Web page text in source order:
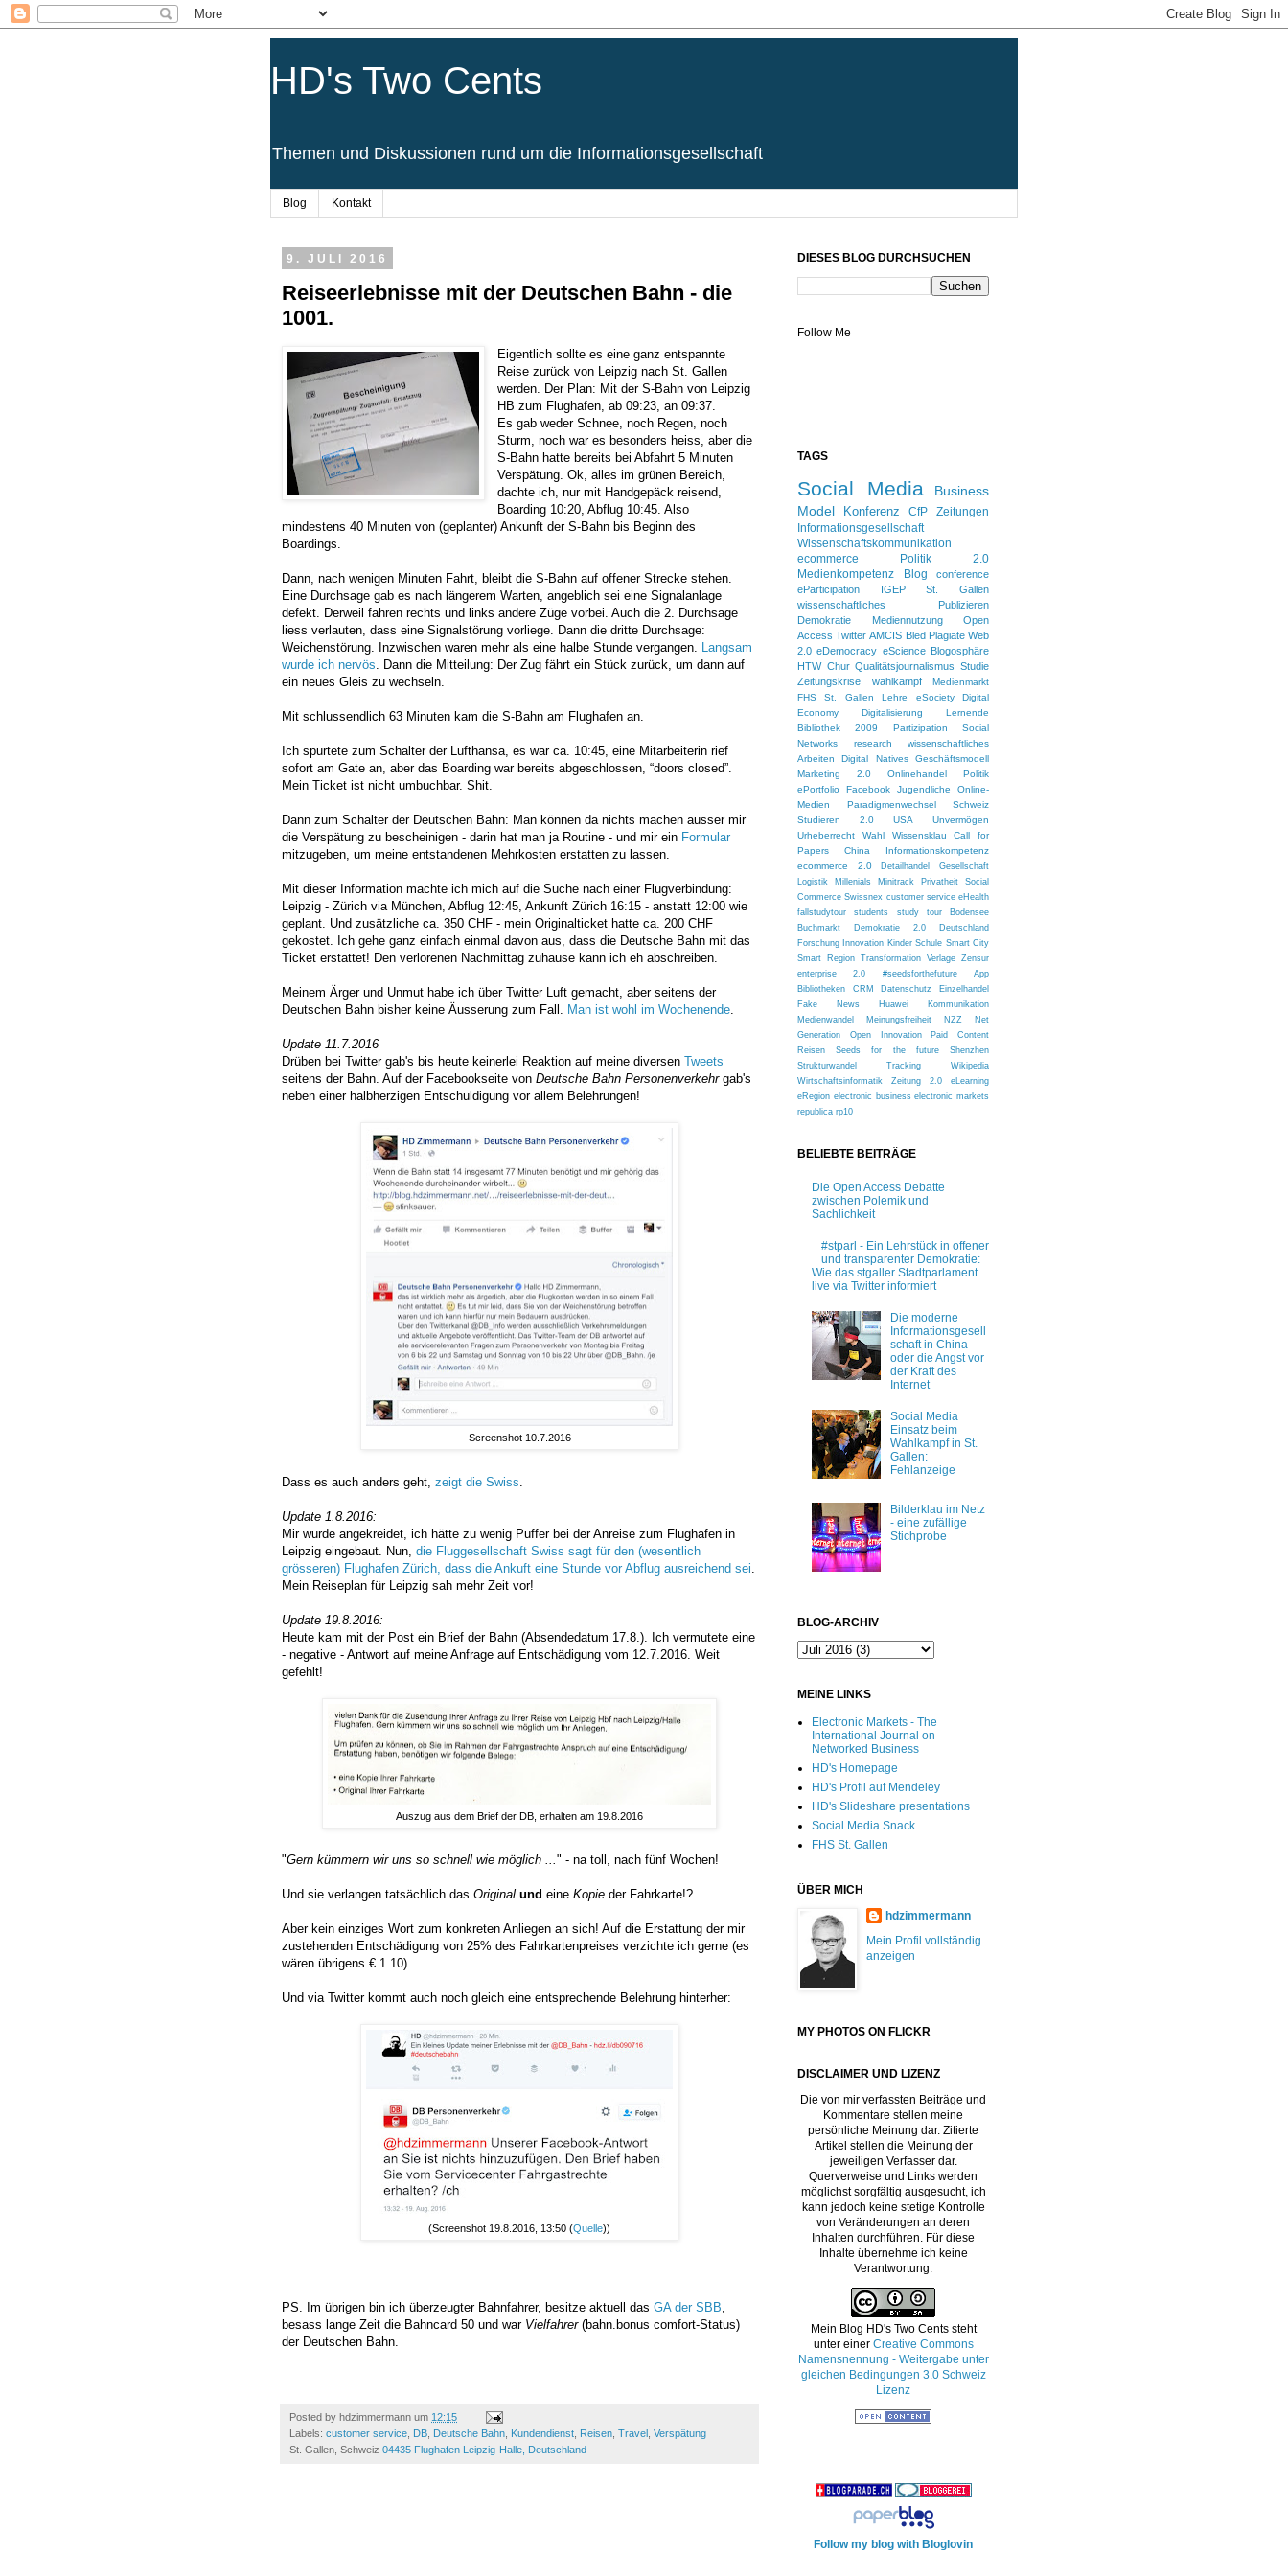
HD's Two Cents
Themen und Diskussionen rund um die Informationsgesellschaft
Blog Kontakt
9. JULI 2016
Reiseerlebnisse mit der Deutschen Bahn - die
1001.
Eigentlich sollte es eine ganz entspannte
Reise zurück von Leipzig nach St. Gallen
werden. Der Plan: Mit der S-Bahn von Leipzig
HB zum Flughafen, ab 09:23, an 09:37.
Es gab weder Schnee, noch Regen, noch
Sturm, noch war es besonders heiss, aber die
S-Bahn hatte bereits bei Abfahrt 5 Minuten
Verspätung. Ok, alles im grünen Bereich,
dachte ich, nur mit Handgepäck reisend,
Boarding 10:20, Abflug 10:45. Also
mindestens 40 Minuten von (geplanter) Ankunft der S-Bahn bis Beginn des
Boardings.
Dann, nach wenigen Minuten Fahrt, bleibt die S-Bahn auf offener Strecke stehen.
Eine Durchsage gab es nach längerem Warten, angeblich sei eine Signalanlage
defekt. Derweil fahren rechts und links andere Züge vorbei. Auch die 2. Durchsage
liess verlauten, dass eine Signalstörung vorliege. Dann die dritte Durchsage:
Weichenstörung. Inzwischen waren mehr als eine halbe Stunde vergangen. Langsam
wurde ich nervös. Dann die Mitteilung: Der Zug fährt ein Stück zurück, um dann auf
ein neues Gleis zu wechseln.
Mit schlussendlich 63 Minuten kam die S-Bahn am Flughafen an.
Ich spurtete zum Schalter der Lufthansa, es war ca. 10:45, eine Mitarbeiterin rief
sofort am Gate an, aber das Boarding war bereits abgeschlossen, “doors closed”.
Mein Ticket ist nicht umbuchbar. Shit.
Dann zum Schalter der Deutschen Bahn: Man können da nichts machen ausser mir
die Verspätung zu bescheinigen - darin hat man ja Routine - und mir ein Formular
mitzugeben, um meine entstandenen Mehrkosten erstatten zu lassen.
Mit dieser Information machte ich mich auf die Suche nach einer Flugverbindung:
Leipzig - Zürich via München, Abflug 12:45, Ankunft Zürich 16:15 - anstatt 12:00 wie
geplant. Und zusätzliche ca. 350 CHF - mein Originalticket hatte ca. 200 CHF
gekostet. Ich gehe ganz einfach einmal davon aus, dass die Deutsche Bahn mit das
Ticket erstattet! Den verlorenen Nachmittag zuhause kann ich eh abschreiben.
Meinem Ärger und Unmut habe ich über Twitter Luft gemacht, aber seitens der
Deutschen Bahn bisher keine Äusserung zum Fall. Man ist wohl im Wochenende.
Update 11.7.2016
Drüben bei Twitter gab's bis heute keinerlei Reaktion auf meine diversen Tweets
seitens der Bahn. Auf der Facebookseite von Deutsche Bahn Personenverkehrgab's
neben einer halbherzigen Entschuldigung vor allem Belehrungen!
Screenshot 10.7.2016
Dass es auch anders geht, zeigt die Swiss
Update 1.8.2016:
Mir wurde angekreidet, ich hätte zu wenig Puffer bei der Anreise zum Flughafen in
Leipzig eingebaut. Nun, die Fluggesellschaft Swiss sagt für den (wesentlich
grösseren) Flughafen Zürich, dass die Ankuft eine Stunde vor Abflug ausreichend sei
Mein Reiseplan für Leipzig sah mehr Zeit vor!
Update 19.8.2016:
Heute kam mit der Post ein Brief der Bahn (Absendedatum 17.8.). Ich vermutete eine
- negative - Antwort auf meine Anfrage auf Entschädigung vom 12.7.2016. Weit
gefehlt!
Auszug aus dem Brief der DB, erhalten am 19.8.2016
"Gern kümmern wir uns so schnell wie möglich ..." - na toll, nach fünf Wochen!
Und sie verlangen tatsächlich das Original und eine Kopie der Fahrkarte!?
Aber kein einziges Wort zum konkreten Anliegen an sich! Auf die Erstattung der mir
zustehenden Entschädigung von 25% des Fahrkartenpreises verzichte ich gerne (es
wären übrigens € 1.10).
Und via Twitter kommt auch noch gleich eine entsprechende Belehrung hinterher:
(Screenshot 19.8.2016, 13:50 (Quelle))
PS. Im übrigen bin ich überzeugter Bahnfahrer, besitze aktuell das GA der SBB
besass lange Zeit die Bahncard 50 und war Vielfahrer(bahn.bonus comfort-Status)
der Deutschen Bahn.
Posted by hdzimmermann um 12:15
Labels: customer service DB Deutsche Bahn Kundendienst Reisen Travel Verspätung
St. Gallen, Schweiz 04435 Flughafen Leipzig-Halle, Deutschland
DIESES BLOG DURCHSUCHEN
Follow Me
TAGS
Social Media
Business
Model
Konferenz CfP
Zeitungen
Informationsgesellschaft
Wissenschaftskommunikation
ecommerce
Politik 2.0
Medienkompetenz Blog
conference
eParticipation
IGEP
St. Gallen
wissenschaftliches Publizieren
Demokratie
Mediennutzung
Open
Access Twitter AMCIS Bled Plagiate Web
2.0 eDemocracy eScience
Blogosphäre
HTW Chur Qualitätsjournalismus Studie
Zeitungskrise
wahlkampf
Medienmarkt
FHS St. Gallen
Lehre eSociety
Digital
Economy
Digitalisierung
Lernende
Bibliothek 2009
Partizipation
Social
Networks
research
wissenschaftliches
Arbeiten
Digital Natives
Geschäftsmodell
Marketing 2.0
Onlinehandel
Politik
ePortfolio
Facebook Jugendliche
Online-
Medien
Paradigmenwechsel
Schweiz
Studieren 2.0
USA
Unvermögen
Urheberrecht
Wahl Wissensklau
Call for
Papers
China
Informationskompetenz
ecommerce 2.0
Detailhandel
Gesellschaft
Logistik
Millenials Minitrack Privatheit
Social
Commerce Swissnex customer service eHealth
fallstudytour
students study tour
Bodensee
Buchmarkt
Demokratie 2.0
Deutschland
Forschung Innovation Kinder Schule Smart City
Smart Region Transformation Verlage Zensur
enterprise 2.0
#seedsforthefuture
App
Bibliotheken
CRM Datenschutz
Einzelhandel
Fake News
Huawei
Kommunikation
Medienwandel
Meinungsfreiheit NZZ
Net
Generation
Open Innovation
Paid Content
Reisen
Seeds for the future
Shenzhen
Strukturwandel
Tracking
Wikipedia
Wirtschaftsinformatik
Zeitung 2.0
eLearning
eRegion electronic business electronic markets
republica rp10
BELIEBTE BEITRÄGE
Die Open Access Debatte
zwischen Polemik und
Sachlichkeit
#stparl - Ein Lehrstück in offener
und transparenter Demokratie:
Wie das stgaller Stadtparlament
live via Twitter informiert
Die moderne
Informationsgesell
schaft in China -
oder die Angst vor
der Kraft des
Internet
Social Media
Einsatz beim
Wahlkampf in St.
Gallen:
Fehlanzeige
Bilderklau im Netz
- eine zufällige
Stichprobe
BLOG-ARCHIV
MEINE LINKS
Electronic Markets - The
International Journal on
Networked Business
HD's Homepage
HD's Profil auf Mendeley
HD's Slideshare presentations
Social Media Snack
FHS St. Gallen
ÜBER MICH
hdzimmermann
Mein Profil vollständig
anzeigen
MY PHOTOS ON FLICKR
DISCLAIMER UND LIZENZ
Die von mir verfassten Beiträge und
Kommentare stellen meine
persönliche Meinung dar. Zitierte
Artikel stellen die Meinung der
jeweiligen Verfasser dar.
Querverweise und Links werden
möglichst sorgfältig ausgesucht, ich
kann jedoch keine stetige Kontrolle
von Veränderungen an deren
Inhalten durchführen. Für diese
Inhalte übernehme ich keine
Verantwortung.
Mein Blog HD's Two Centssteht
unter einer Creative Commons
Namensnennung - Weitergabe unter
gleichen Bedingungen 3.0 Schweiz
Lizenz
.
Follow my blog with Bloglovin